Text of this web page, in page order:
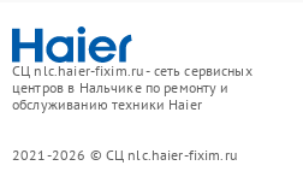
СЦ nlc.haier-fixim.ru - сеть сервисных
центров в Нальчике по ремонту и
обслуживанию техники Haier
2021-2026 © СЦ nlc.haier-fixim.ru